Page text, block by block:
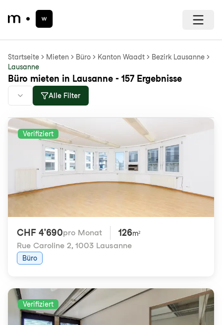
Startseite Mieten Büro Kanton Waadt
Bezirk Lausanne
Lausanne
Büro mieten in Lausanne - 157 Ergebnisse
Alle Filter
Verifiziert
CHF 4'690pro Monat 126m²
Rue Caroline 2, 1003 Lausanne
Büro
Verifiziert